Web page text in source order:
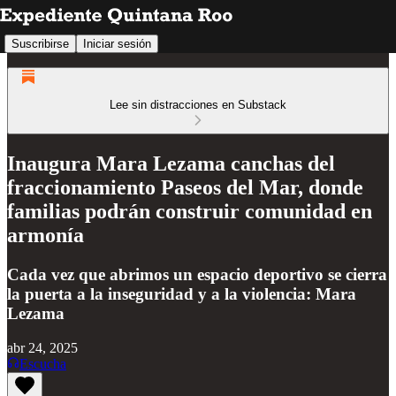
Suscribirse Iniciar sesión
Lee sin distracciones en Substack
Inaugura Mara Lezama canchas del
fraccionamiento Paseos del Mar, donde
familias podrán construir comunidad en
armonía
Cada vez que abrimos un espacio deportivo se cierra
la puerta a la inseguridad y a la violencia: Mara
Lezama
abr 24, 2025
Escucha